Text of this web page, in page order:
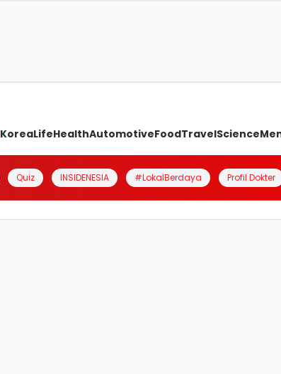
KoreaLifeHealthAutomotiveFoodTravelScience
Quiz INSIDENESIA #LokalBerdaya Profil Dokter